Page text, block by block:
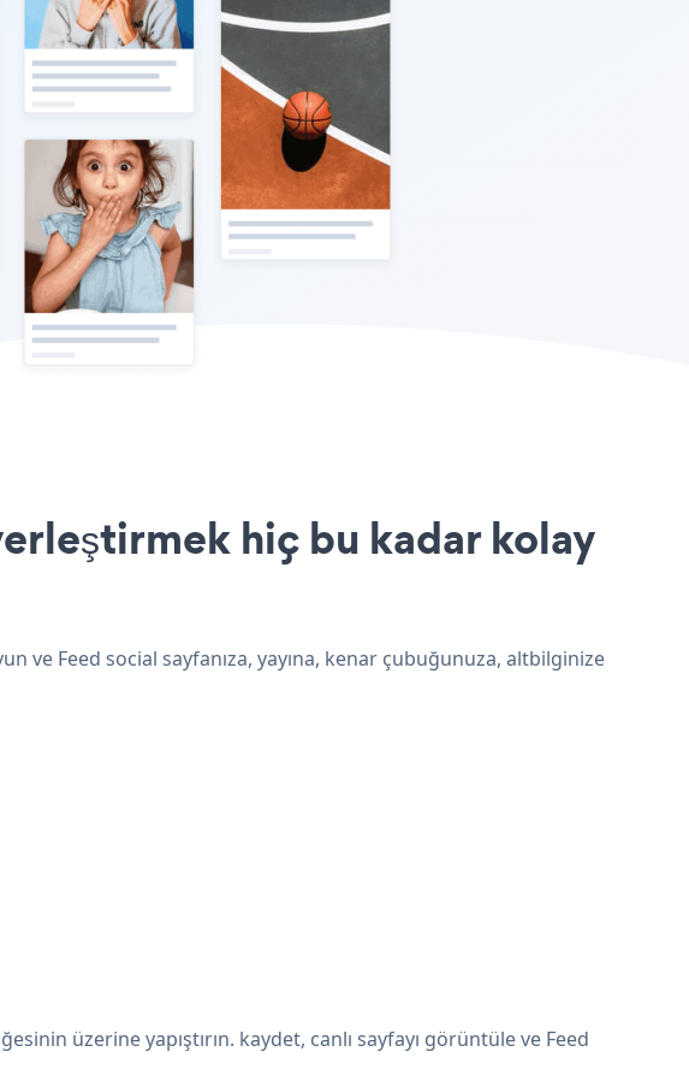
hiç bu kadar kolay
ve Feed social sayfanıza, yayına, kenar çubuğunuza, altbilginize
üzerine yapıştırın. kaydet, canlı sayfayı görüntüle ve Feed